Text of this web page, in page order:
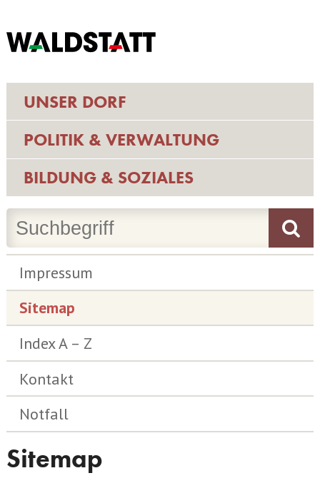
UNSER DORF
POLITIK & VERWALTUNG
BILDUNG & SOZIALES
Impressum
Sitemap
Index A – Z
Kontakt
Notfall
Sitemap